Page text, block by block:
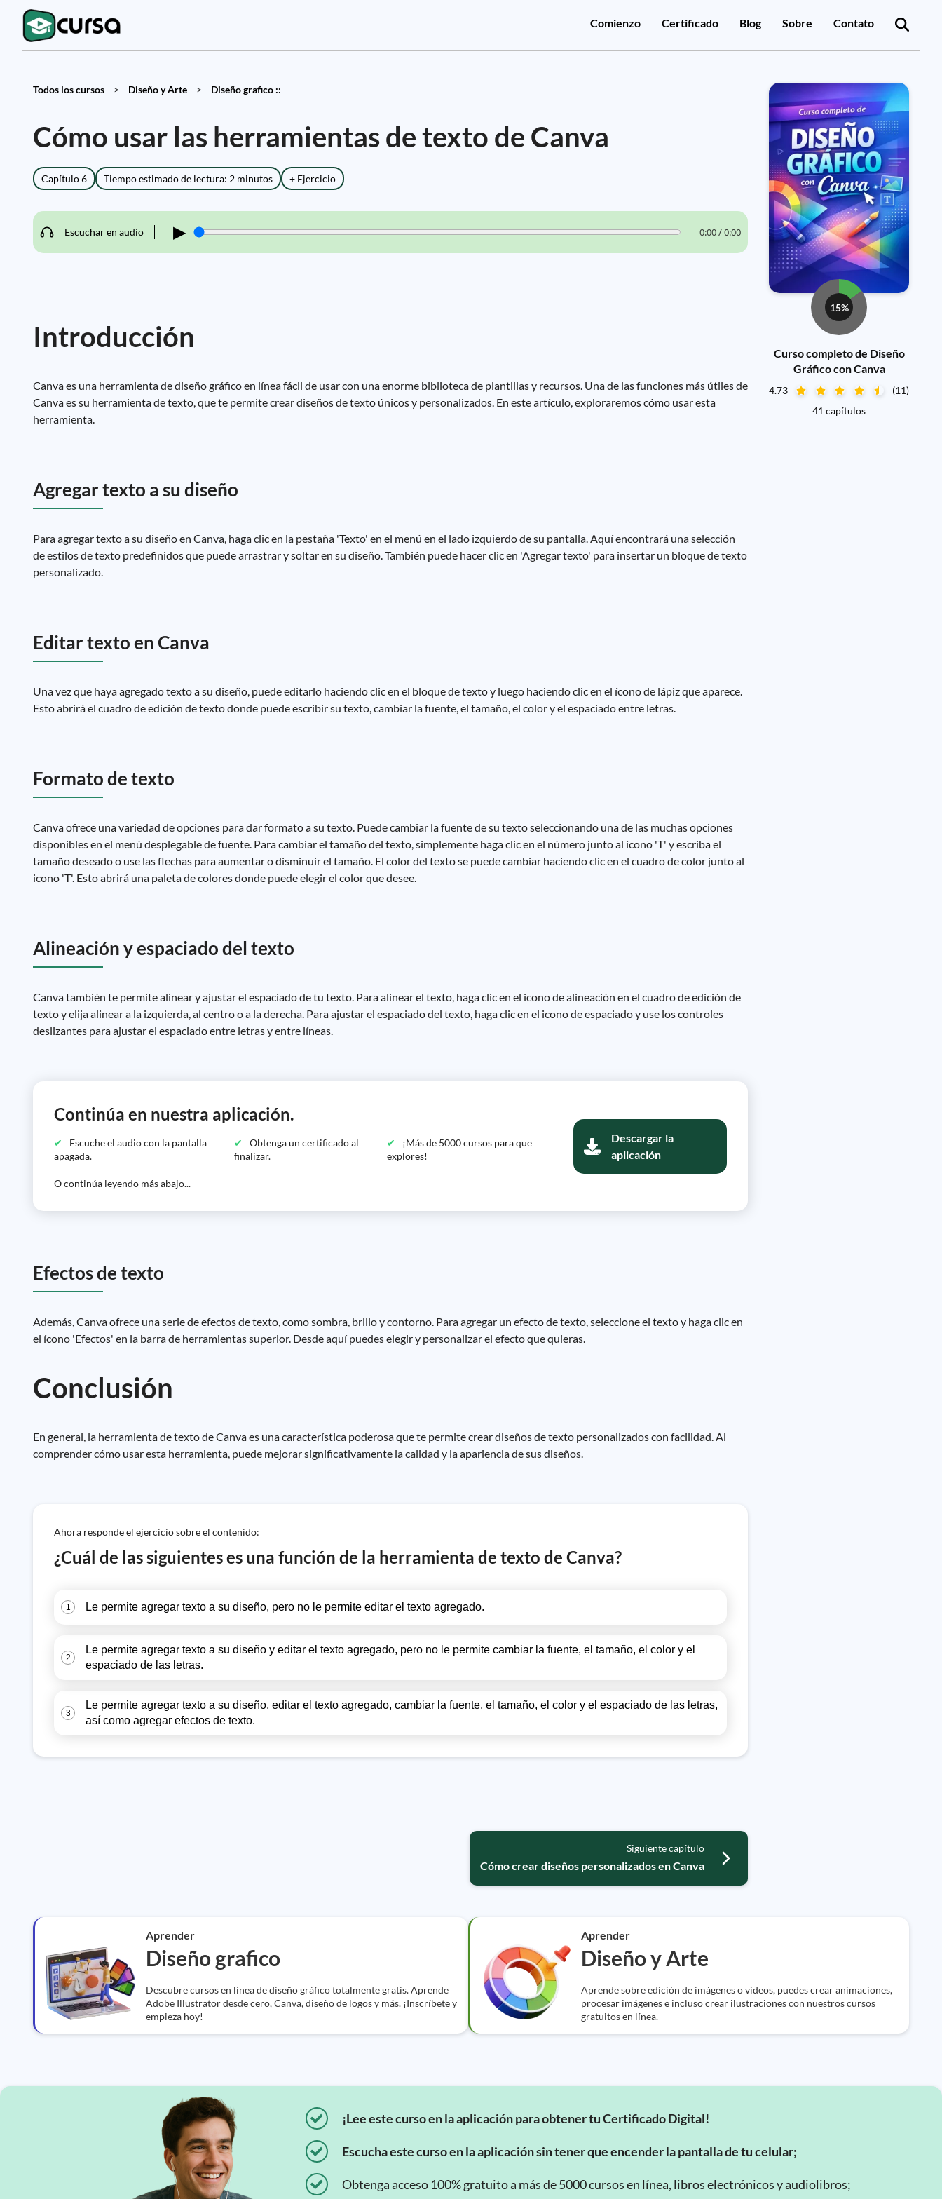
Comienzo Certificado Blog Sobre Contato
Todos los cursos > Diseño y Arte > Diseño grafico ::
Cómo usar las herramientas de texto de Canva
Capítulo 6 Tiempo estimado de lectura: 2 minutos + Ejercicio
Escuchar en audio ▶ 0:00 / 0:00
Introducción
Canva es una herramienta de diseño gráfico en línea fácil de usar con una enorme biblioteca de plantillas y recursos. Una de las funciones más útiles de
Canva es su herramienta de texto, que te permite crear diseños de texto únicos y personalizados. En este artículo, exploraremos cómo usar esta
herramienta.
Agregar texto a su diseño
Para agregar texto a su diseño en Canva, haga clic en la pestaña 'Texto' en el menú en el lado izquierdo de su pantalla. Aquí encontrará una selección
de estilos de texto predefinidos que puede arrastrar y soltar en su diseño. También puede hacer clic en 'Agregar texto' para insertar un bloque de texto
personalizado.
Editar texto en Canva
Una vez que haya agregado texto a su diseño, puede editarlo haciendo clic en el bloque de texto y luego haciendo clic en el ícono de lápiz que aparece.
Esto abrirá el cuadro de edición de texto donde puede escribir su texto, cambiar la fuente, el tamaño, el color y el espaciado entre letras.
Formato de texto
Canva ofrece una variedad de opciones para dar formato a su texto. Puede cambiar la fuente de su texto seleccionando una de las muchas opciones
disponibles en el menú desplegable de fuente. Para cambiar el tamaño del texto, simplemente haga clic en el número junto al ícono 'T' y escriba el
tamaño deseado o use las flechas para aumentar o disminuir el tamaño. El color del texto se puede cambiar haciendo clic en el cuadro de color junto al
icono 'T'. Esto abrirá una paleta de colores donde puede elegir el color que desee.
Alineación y espaciado del texto
Canva también te permite alinear y ajustar el espaciado de tu texto. Para alinear el texto, haga clic en el icono de alineación en el cuadro de edición de
texto y elija alinear a la izquierda, al centro o a la derecha. Para ajustar el espaciado del texto, haga clic en el icono de espaciado y use los controles
deslizantes para ajustar el espaciado entre letras y entre líneas.
Continúa en nuestra aplicación.
Escuche el audio con la pantalla
apagada.
Obtenga un certificado al
finalizar.
¡Más de 5000 cursos para que
explores!
O continúa leyendo más abajo...
Descargar la
aplicación
Efectos de texto
Además, Canva ofrece una serie de efectos de texto, como sombra, brillo y contorno. Para agregar un efecto de texto, seleccione el texto y haga clic en
el ícono 'Efectos' en la barra de herramientas superior. Desde aquí puedes elegir y personalizar el efecto que quieras.
Conclusión
En general, la herramienta de texto de Canva es una característica poderosa que te permite crear diseños de texto personalizados con facilidad. Al
comprender cómo usar esta herramienta, puede mejorar significativamente la calidad y la apariencia de sus diseños.
Ahora responde el ejercicio sobre el contenido:
¿Cuál de las siguientes es una función de la herramienta de texto de Canva?
1 Le permite agregar texto a su diseño, pero no le permite editar el texto agregado.
2
Le permite agregar texto a su diseño y editar el texto agregado, pero no le permite cambiar la fuente, el tamaño, el color y el
espaciado de las letras.
3
Le permite agregar texto a su diseño, editar el texto agregado, cambiar la fuente, el tamaño, el color y el espaciado de las letras,
así como agregar efectos de texto.
Siguiente capítulo
Cómo crear diseños personalizados en Canva
15%
Curso completo de Diseño
Gráfico con Canva
4.73
(11)
41 capítulos
Aprender
Diseño grafico
Descubre cursos en línea de diseño gráfico totalmente gratis. Aprende
Adobe Illustrator desde cero, Canva, diseño de logos y más. ¡Inscríbete y
empieza hoy!
Aprender
Diseño y Arte
Aprende sobre edición de imágenes o videos, puedes crear animaciones,
procesar imágenes e incluso crear ilustraciones con nuestros cursos
gratuitos en línea.
¡Lee este curso en la aplicación para obtener tu Certificado Digital!
Escucha este curso en la aplicación sin tener que encender la pantalla de tu celular;
Obtenga acceso 100% gratuito a más de 5000 cursos en línea, libros electrónicos y audiolibros;